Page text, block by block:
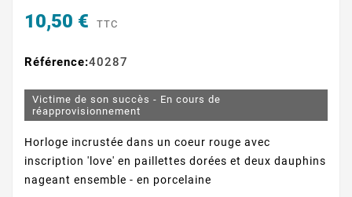
10,50 € TTC
Référence:40287
Victime de son succès - En cours de
réapprovisionnement
Horloge incrustée dans un coeur rouge avec
inscription 'love' en paillettes dorées et deux dauphins
nageant ensemble - en porcelaine